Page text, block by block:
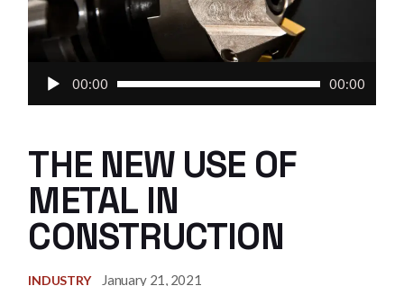
Audio
Player
00:00 00:00
THE NEW USE OF
METAL IN
CONSTRUCTION
INDUSTRY January 21, 2021